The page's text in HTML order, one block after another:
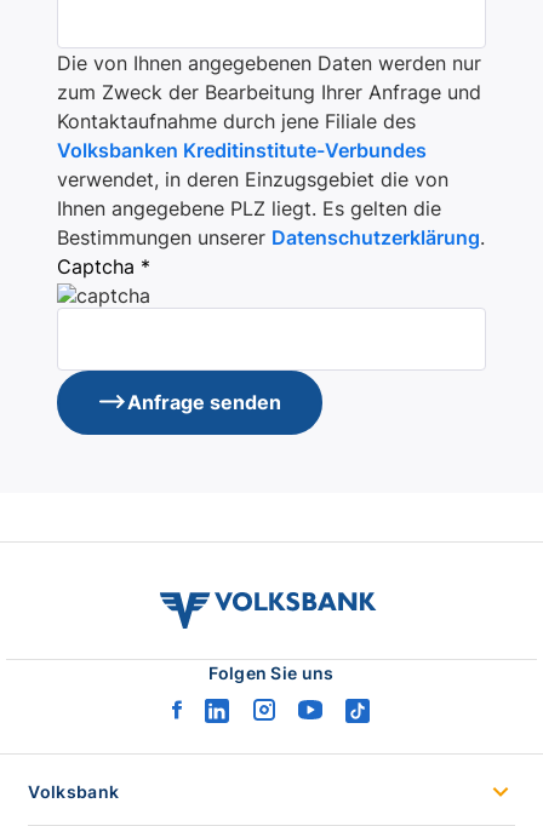
Die von Ihnen angegebenen Daten werden nur
zum Zweck der Bearbeitung Ihrer Anfrage und
Kontaktaufnahme durch jene Filiale des
Volksbanken Kreditinstitute-Verbundes
verwendet, in deren Einzugsgebiet die von
Ihnen angegebene PLZ liegt. Es gelten die
Bestimmungen unserer Datenschutzerklärung.
Captcha *
Anfrage senden
volksbank
Folgen Sie uns
facebook
linkedininstagram
youtubetiktok
Volksbank